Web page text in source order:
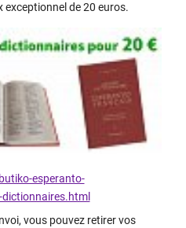
exceptionnel de 20 euros.
esperanto-
vous pouvez retirer vos